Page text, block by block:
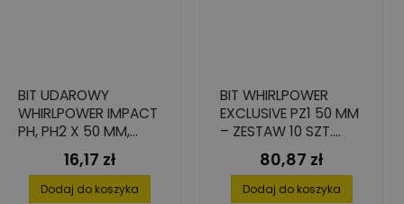
BIT UDAROWY
WHIRLPOWER IMPACT
PH, PH2 X 50 MM,
STAL S2 - 2 SZT.
Cena
16,17 zł
Dodaj do koszyka
BIT WHIRLPOWER
EXCLUSIVE PZ1 50 MM
– ZESTAW 10 SZT.
STAL S2Cena
80,87 zł
Dodaj do koszyka